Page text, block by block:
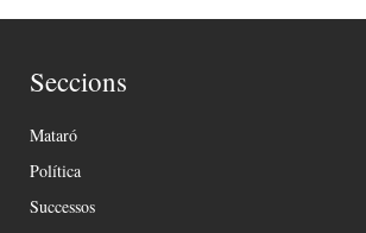
Seccions
Mataró
Política
Successos